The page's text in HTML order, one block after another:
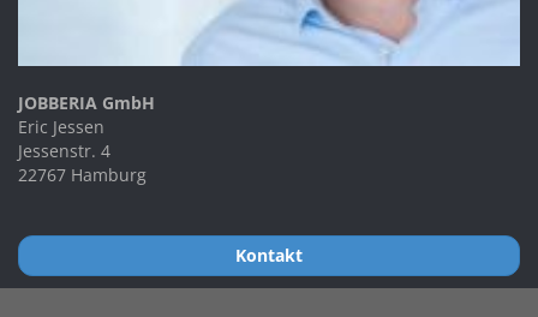
JOBBERIA GmbH
Eric Jessen
Jessenstr. 4
22767 Hamburg
Kontakt